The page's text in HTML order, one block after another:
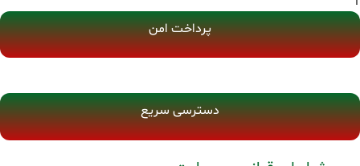
پرداخت امن
دسترسی سریع